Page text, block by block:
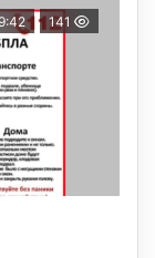
141